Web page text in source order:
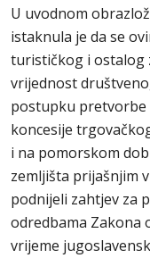
U uvodnom
istaknula je da se
turističkog i ostalog
vrijednost
postupku pretvorbe
koncesije
i na pomorskom
zemljišta prijašnjim
podnijeli zahtjev za
odredbama Zakona
vrijeme